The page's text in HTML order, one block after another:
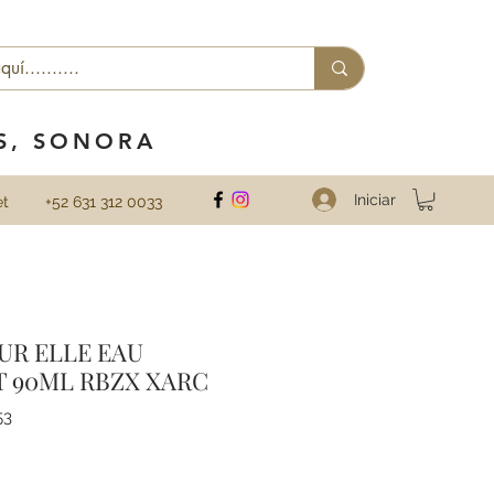
SONORA
+52 631 312 0033 Iniciar
ELLE EAU
90ML RBZX XARC